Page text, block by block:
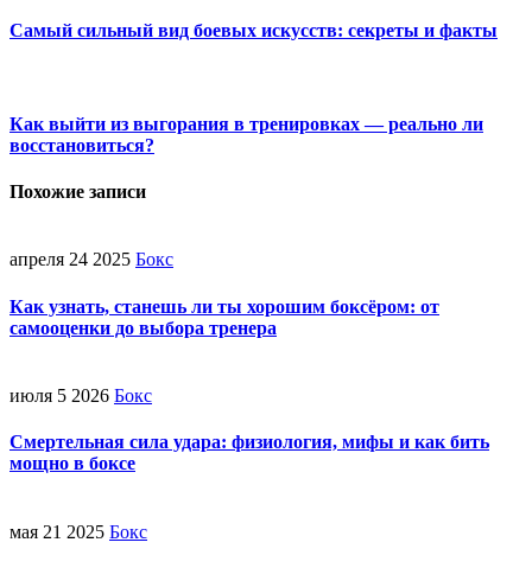
Самый сильный вид боевых искусств: секреты и факты
Как выйти из выгорания в тренировках — реально ли
восстановиться?
Похожие записи
апреля 24 2025 Бокс
Как узнать, станешь ли ты хорошим боксёром: от
самооценки до выбора тренера
июля 5 2026 Бокс
Смертельная сила удара: физиология, мифы и как бить
мощно в боксе
мая 21 2025 Бокс